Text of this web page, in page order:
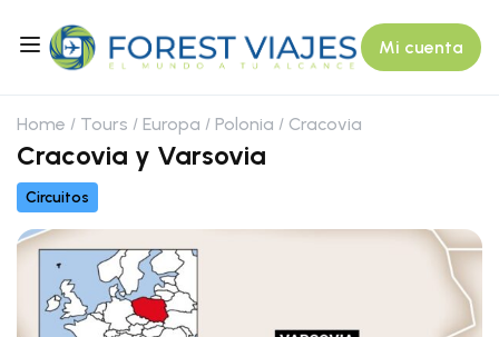
Mi cuenta
Home Tours Europa Polonia Cracovia
Cracovia y Varsovia
Circuitos